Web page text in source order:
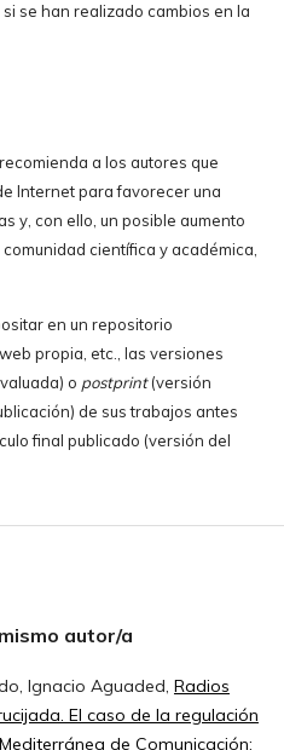
se han realizado cambios en la
a los autores que
Internet para favorecer una
y, con ello, un posible aumento
científica y académica,
en un repositorio
propia, etc., las versiones
o postprint(versión
de sus trabajos antes
final publicado (versión del
autor/a
Ignacio Aguaded, Radios
El caso de la regulación
de Comunicación: